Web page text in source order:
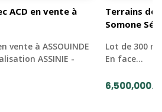
ACD en vente à
vente à ASSOUINDE
ASSINIE -
Terrains de
Somone
Lot de 300
En face…